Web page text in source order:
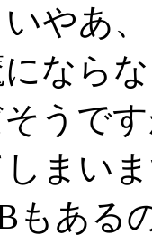
やあ
になら
うで
まい
もある